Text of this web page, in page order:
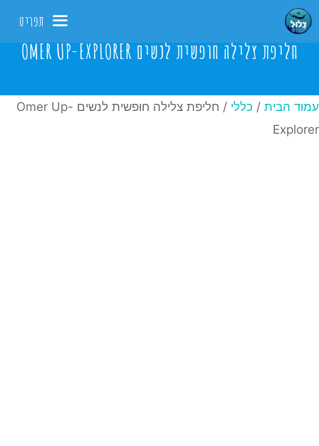
לדלג
לתוכן
תפריט
חליפת צלילה חופשית לנשים OMER UP-EXPLORER
עמוד הבית / כללי
/ חליפת צלילה חופשית לנשים Omer Up-
Explorer